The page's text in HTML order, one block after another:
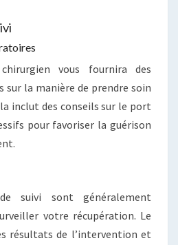
vous fournira des
la manière de prendre soin
inclut des conseils sur le port
pour favoriser la guérison
suivi sont généralement
votre récupération. Le
résultats de l’intervention et